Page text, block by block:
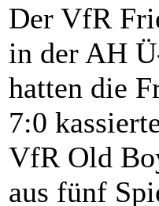
Der VfR
in der AH
hatten die
7:0
VfR Old
aus fünf